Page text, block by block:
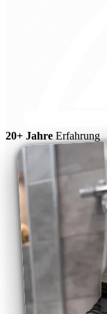
20+ Jahre Erfahrung